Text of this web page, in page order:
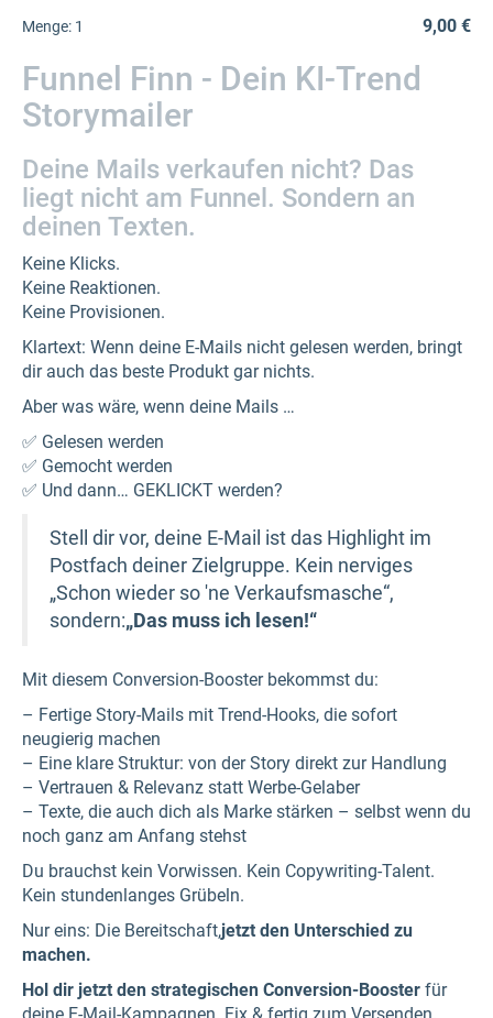
Menge: 1 9,00 €
Funnel Finn - Dein KI-Trend
Storymailer
Deine Mails verkaufen nicht? Das
liegt nicht am Funnel. Sondern an
deinen Texten.
Keine Klicks.
Keine Reaktionen.
Keine Provisionen.
Klartext: Wenn deine E-Mails nicht gelesen werden, bringt
dir auch das beste Produkt gar nichts.
Aber was wäre, wenn deine Mails …
✅ Gelesen werden
✅ Gemocht werden
✅ Und dann… GEKLICKT werden?
Stell dir vor, deine E-Mail ist das Highlight im
Postfach deiner Zielgruppe. Kein nerviges
„Schon wieder so 'ne Verkaufsmasche“,
sondern:„Das muss ich lesen!“
Mit diesem Conversion-Booster bekommst du:
– Fertige Story-Mails mit Trend-Hooks, die sofort
neugierig machen
– Eine klare Struktur: von der Story direkt zur Handlung
– Vertrauen & Relevanz statt Werbe-Gelaber
– Texte, die auch dich als Marke stärken – selbst wenn du
noch ganz am Anfang stehst
Du brauchst kein Vorwissen. Kein Copywriting-Talent.
Kein stundenlanges Grübeln.
Nur eins: Die Bereitschaft,jetzt den Unterschied zu
machen.
Hol dir jetzt den strategischen Conversion-Booster für